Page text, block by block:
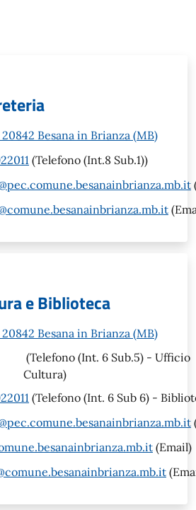
20842 Besana in Brianza (MB)
(Telefono (Int.8 Sub.1))
e Biblioteca
20842 Besana in Brianza (MB)
(Telefono (Int. 6 Sub.5) - Ufficio
Cultura)
(Telefono (Int. 6 Sub 6) -
(Email)